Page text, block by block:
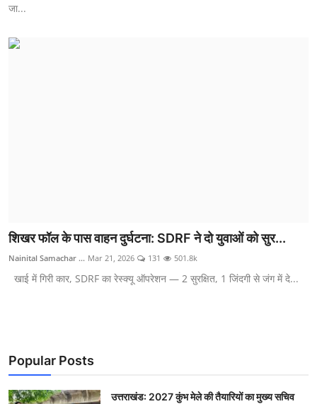
जा...
शिखर फॉल के पास वाहन दुर्घटना: SDRF ने दो युवाओं को सुर...
Nainital Samachar ... Mar 21, 2026 131 501.8k
खाई में गिरी कार, SDRF का रेस्क्यू ऑपरेशन — 2 सुरक्षित, 1 जिंदगी से जंग में दे...
Popular Posts
उत्तराखंड: 2027 कुंभ मेले की तैयारियों का मुख्य सचिव